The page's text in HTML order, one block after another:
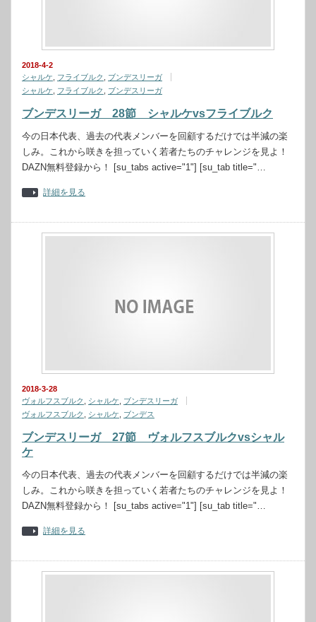
2018-4-2
シャルケ
フライブルク
ブンデスリーガ
シャルケ
フライブルク ブンデスリーガ
ブンデスリーガ 28節 シャルケvsフライブルク
今の日本代表、過去の代表メンバーを回顧するだけでは半減の楽
しみ。これから咲きを担っていく若者たちのチャレンジを見よ！
DAZN無料登録から！ [su_tabs active="1"] [su_tab title="…
詳細を見る
2018-3-28
ヴォルフスブルク
シャルケ
ブンデスリーガ
ヴォルフスブルク
シャルケ ブンデス
ブンデスリーガ 27節 ヴォルフスブルクvsシャル
ケ
今の日本代表、過去の代表メンバーを回顧するだけでは半減の楽
しみ。これから咲きを担っていく若者たちのチャレンジを見よ！
DAZN無料登録から！ [su_tabs active="1"] [su_tab title="…
詳細を見る